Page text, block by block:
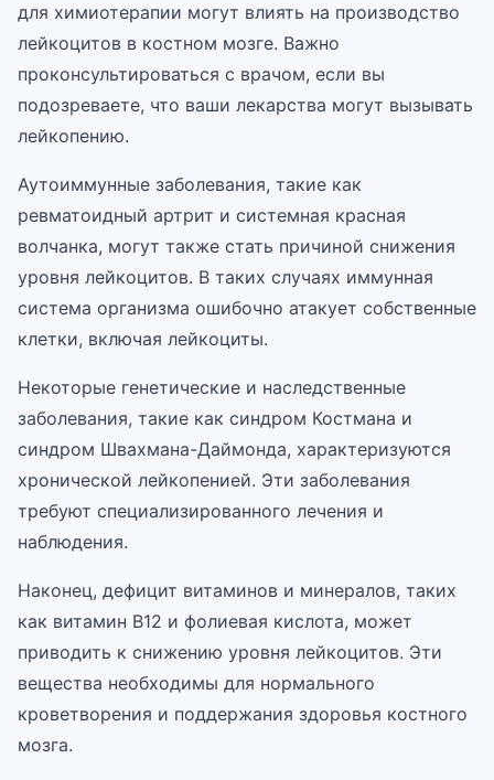
для химиотерапии могут влиять на производство
лейкоцитов в костном мозге. Важно
проконсультироваться с врачом, если вы
подозреваете, что ваши лекарства могут вызывать
лейкопению.
Аутоиммунные заболевания, такие как
ревматоидный артрит и системная красная
волчанка, могут также стать причиной снижения
уровня лейкоцитов. В таких случаях иммунная
система организма ошибочно атакует собственные
клетки, включая лейкоциты.
Некоторые генетические и наследственные
заболевания, такие как синдром Костмана и
синдром Швахмана-Даймонда, характеризуются
хронической лейкопенией. Эти заболевания
требуют специализированного лечения и
наблюдения.
Наконец, дефицит витаминов и минералов, таких
как витамин B12 и фолиевая кислота, может
приводить к снижению уровня лейкоцитов. Эти
вещества необходимы для нормального
кроветворения и поддержания здоровья костного
мозга.